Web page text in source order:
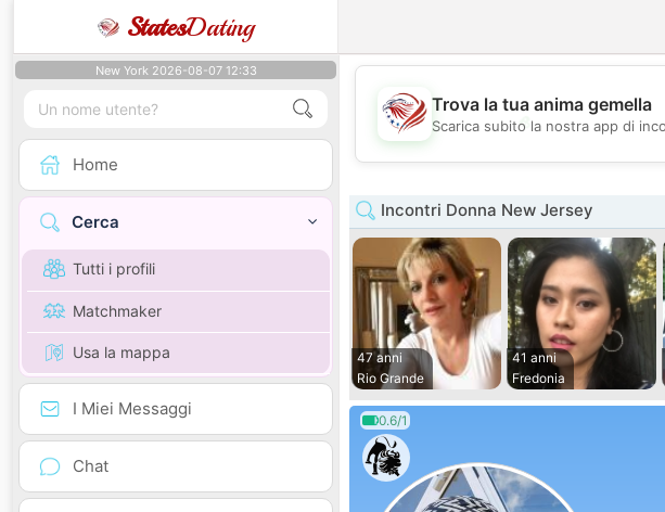
StatesDating
New York 2026-08-07 12:33
Home
Cerca
Tutti i profili
Matchmaker
Usa la mappa
I Miei Messaggi
Chat
💖
Trova la tua anima gemella
Scarica subito la nostra app di
Incontri Donna New Jersey
47 anni
Rio Grande
41 anni
Fredonia
0.6/1